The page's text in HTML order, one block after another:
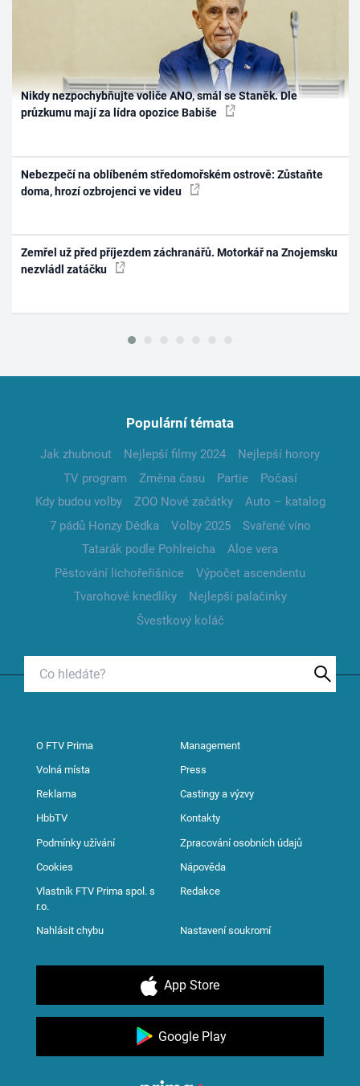
Nikdy nezpochybňujte voliče ANO, smál se Staněk. Dle
průzkumu mají za lídra opozice Babiše
Nebezpečí na oblíbeném středomořském ostrově: Zůstaňte
doma, hrozí ozbrojenci ve videu
Zemřel už před příjezdem záchranářů. Motorkář na Znojemsku
nezvládl zatáčku
Populární témata
Jak zhubnout Nejlepší filmy 2024
Nejlepší horory
TV program
Změna času Partie
Počasí
Kdy budou volby
ZOO Nové začátky
Auto – katalog
7 pádů Honzy Dědka
Volby 2025
Svařené víno
Tatarák podle Pohlreicha
Aloe vera
Pěstování lichořeřišnice
Výpočet ascendentu
Tvarohové knedlíky
Nejlepší palačinky
Švestkový koláč
O FTV Prima Management
Volná místa Press
Reklama Castingy a výzvy
HbbTV Kontakty
Podmínky užívání Zpracování osobních údajů
Cookies Nápověda
Vlastník FTV Prima spol. s
r.o.
Redakce
Nahlásit chybu Nastavení soukromí
App Store
Google Play